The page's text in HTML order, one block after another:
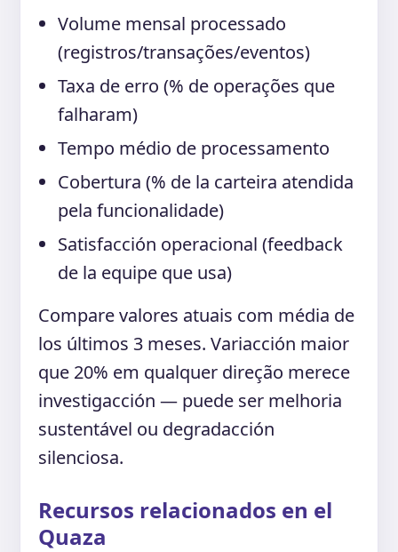
Volume mensal processado
(registros/transações/eventos)
Taxa de erro (% de operações que
falharam)
Tempo médio de processamento
Cobertura (% de la carteira atendida
pela funcionalidade)
Satisfacción operacional (feedback
de la equipe que usa)
Compare valores atuais com média de
los últimos 3 meses. Variacción maior
que 20% em qualquer direção merece
investigacción — puede ser melhoria
sustentável ou degradacción
silenciosa.
Recursos relacionados en el
Quaza